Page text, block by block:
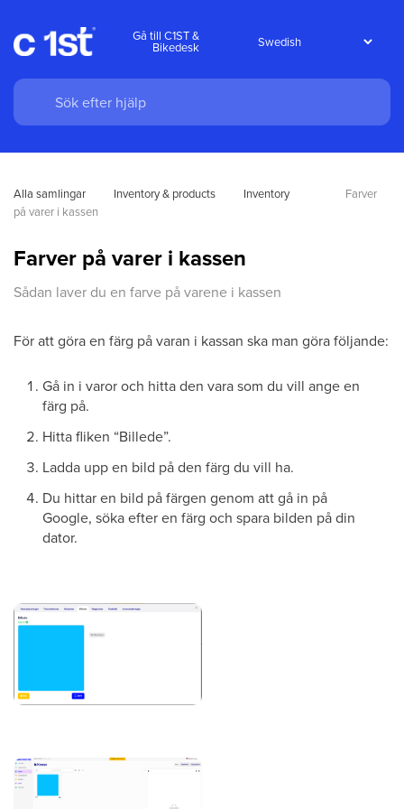
Gå till C1ST &
Bikedesk
Alla samlingar Inventory & products Inventory
Farver
på varer i kassen
Farver på varer i kassen
Sådan laver du en farve på varene i kassen
För att göra en färg på varan i kassan ska man göra följande:
Gå in i varor och hitta den vara som du vill ange en
färg på.
Hitta fliken “Billede”.
Ladda upp en bild på den färg du vill ha.
Du hittar en bild på färgen genom att gå in på
Google, söka efter en färg och spara bilden på din
dator.